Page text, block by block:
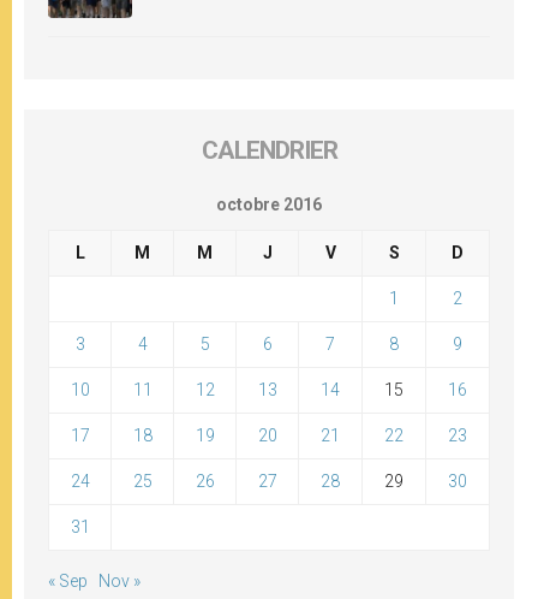
CALENDRIER
octobre 2016
L M M J V S D
1 2
3 4 5 6 7 8 9
10 11 12 13 14 15 16
17 18 19 20 21 22 23
24 25 26 27 28 29 30
31
« Sep Nov »